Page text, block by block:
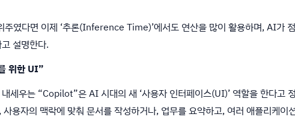
주였다면 이제 ‘추론(Inference Time)’에서도 연산을 많이 활용하며, AI가
설명한다.
위한 UI”
세우는 “Copilot”은 AI 시대의 새 ‘사용자 인터페이스(UI)’ 역할을 한다고
용자의 맥락에 맞춰 문서를 작성하거나, 업무를 요약하고, 여러 애플리케